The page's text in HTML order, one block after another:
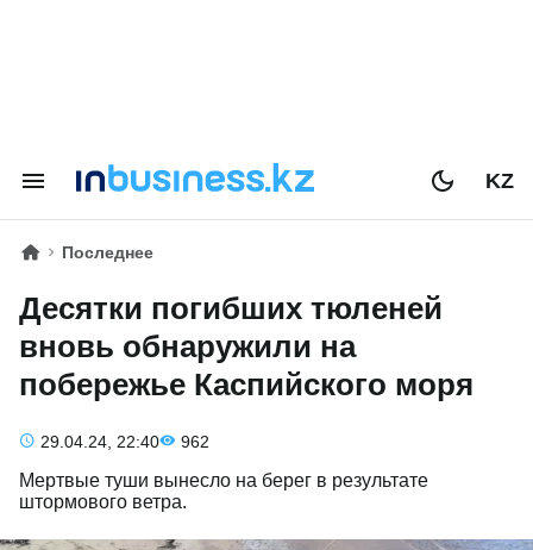
KZ
Последнее
Десятки погибших тюленей
вновь обнаружили на
побережье Каспийского моря
29.04.24, 22:40 962
Мертвые туши вынесло на берег в результате
штормового ветра.